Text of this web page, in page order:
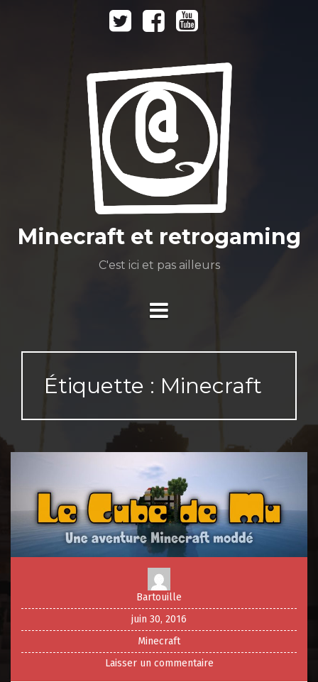
TwitterFacebookYoutube
Minecraft et retrogaming
C'est ici et pas ailleurs
Étiquette : Minecraft
Bartouille
juin 30, 2016
Minecraft
Laisser un commentaire